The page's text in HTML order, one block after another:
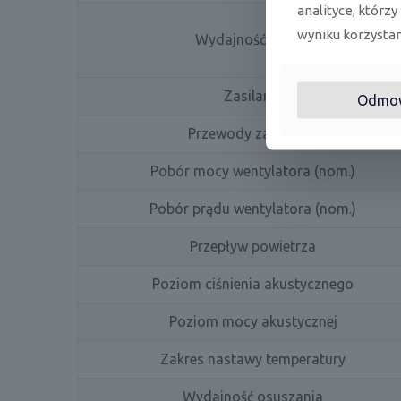
Wydajność (nom.)
Zasilanie
Przewody zasilające
Pobór mocy wentylatora (nom.)
Pobór prądu wentylatora (nom.)
Przepływ powietrza
Poziom ciśnienia akustycznego
Poziom mocy akustycznej
Zakres nastawy temperatury
Wydajność osuszania
analityce, którzy
wyniku